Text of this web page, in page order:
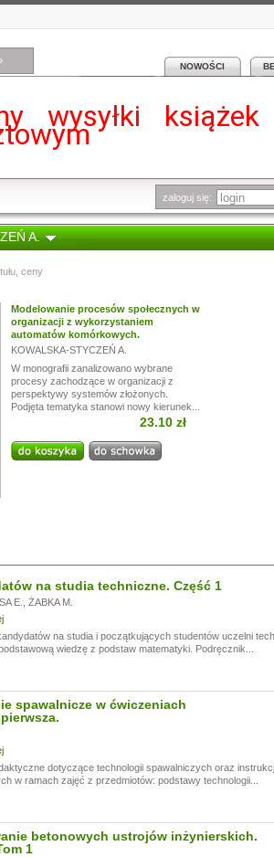
NOWOŚCI
wysyłki
w dniach od13.07.
z opóźnieniem.
zaloguj się:
A.
, ceny
Modelowanie procesów społecznych w
organizacji z wykorzystaniem
automatów komórkowych.
KOWALSKA-STYCZEŃ A.
W monografii zanalizowano wybrane
procesy zachodzące w organizacji z
perspektywy systemów złożonych.
Podjęta tematyka stanowi nowy kierunek...
23.10 zł
na studia techniczne. Część 1
E.
ŻABKA M.
na studia i początkujących studentów uczelni
wiedzę z podstaw matematyki. Podręcznik...
spawalnicze w ćwiczeniach
dotyczące technologii spawalniczych oraz
w ramach zajęć z przedmiotów: podstawy technologii...
betonowych ustrojów inżynierskich.
1